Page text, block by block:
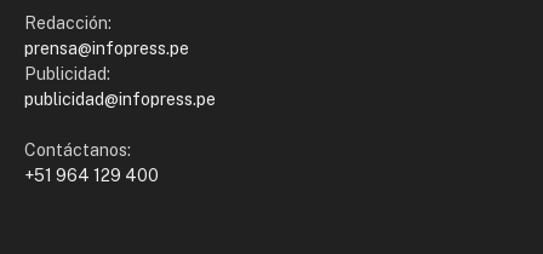
Redacción:
prensa@infopress.pe
Publicidad:
publicidad@infopress.pe
Contáctanos:
+51 964 129 400